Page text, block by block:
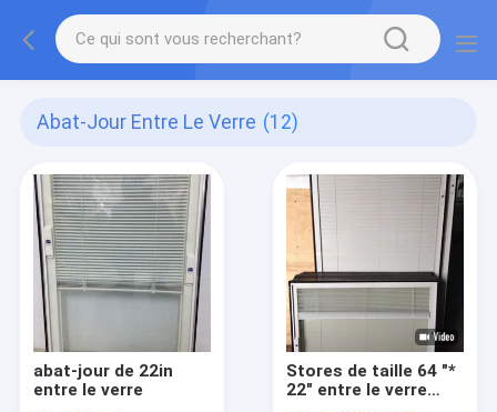
Abat-Jour Entre Le Verre (12)
abat-jour de 22in
entre le verre
Stores de taille 64 "*
22" entre le verre